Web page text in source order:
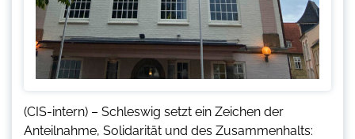
(CIS-intern) – Schleswig setzt ein Zeichen der
Anteilnahme, Solidarität und des Zusammenhalts: